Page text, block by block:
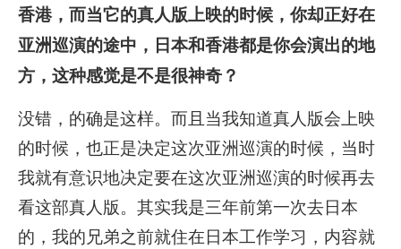
香港，而当它的真人版上映的时候，你却正好在
亚洲巡演的途中，日本和香港都是你会演出的地
方，这种感觉是不是很神奇？
没错，的确是这样。而且当我知道真人版会上映
的时候，也正是决定这次亚洲巡演的时候，当时
我就有意识地决定要在这次亚洲巡演的时候再去
看这部真人版。其实我是三年前第一次去日本
的，我的兄弟之前就住在日本工作学习，内容就